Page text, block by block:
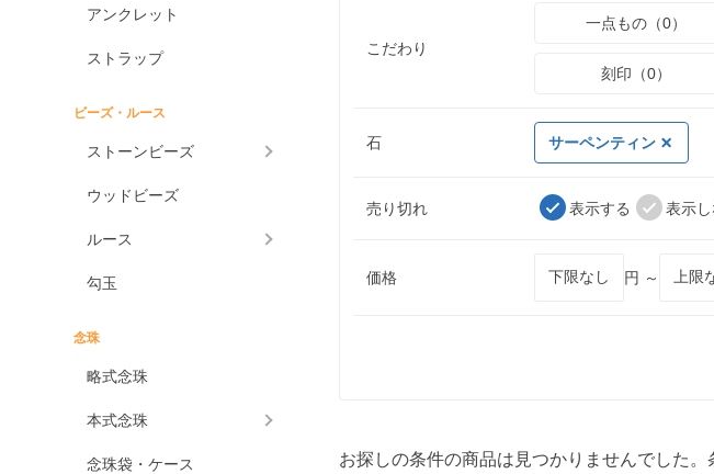
アンクレット
ストラップ
ビーズ・ルース
ストーンビーズ
ウッドビーズ
ルース
勾玉
念珠
略式念珠
本式念珠
念珠袋・ケース
こだわり
一点もの（0）
刻印（0）
石 サーペンティン
売り切れ 表示する 表示
価格 円 ～
お探しの条件の商品は見つかりませんでした。